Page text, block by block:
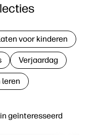
geïnteresseerd
voor kinderen
Verjaardag
leren